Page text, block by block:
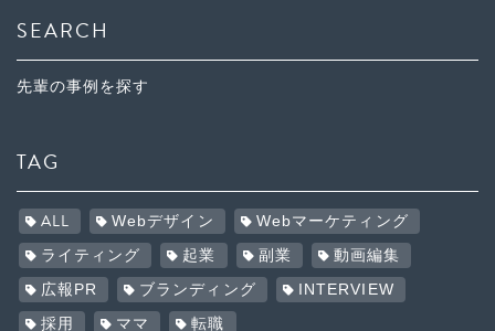
SEARCH
先輩の事例を探す
TAG
ALL Webデザイン Webマーケティング
ライティング 起業 副業 動画編集
広報PR ブランディング INTERVIEW
採用 ママ 転職